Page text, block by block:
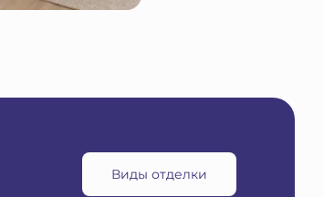
Виды отделки